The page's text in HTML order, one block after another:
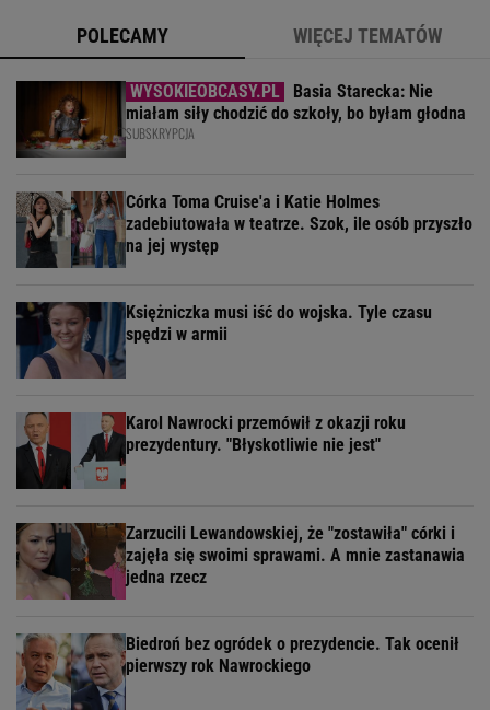
POLECAMY WIĘCEJ TEMATÓW
Basia Starecka: Nie
miałam siły chodzić do szkoły, bo byłam głodna
SUBSKRYPCJA
Córka Toma Cruise'a i Katie Holmes
zadebiutowała w teatrze. Szok, ile osób przyszło
na jej występ
Księżniczka musi iść do wojska. Tyle czasu
spędzi w armii
Karol Nawrocki przemówił z okazji roku
prezydentury. "Błyskotliwie nie jest"
Zarzucili Lewandowskiej, że "zostawiła" córki i
zajęła się swoimi sprawami. A mnie zastanawia
jedna rzecz
Biedroń bez ogródek o prezydencie. Tak ocenił
pierwszy rok Nawrockiego